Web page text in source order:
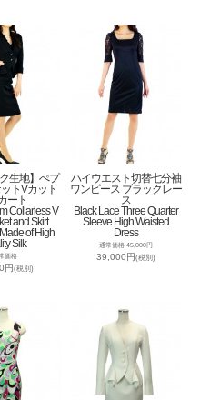
ク生地】ぺプ
トVカット
ート
Collarless V
and Skirt
of High
Silk
価格
円(税別)
ハイウエスト切替七分袖
ワンピース ブラックレー
ス
Black Lace Three Quarter
Sleeve High Waisted
Dress
通常価格 45,000円
39,000円(税別)